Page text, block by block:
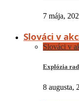
7 mája,
Slováci v
Slováci v
Explózia
8 augusta,